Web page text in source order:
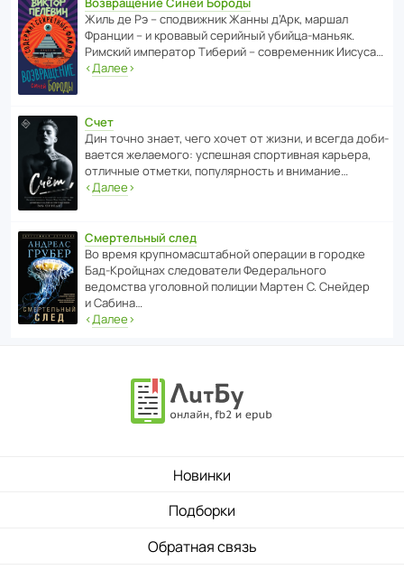
Жиль де Рэ – спод­ви­жник Жанны д’Арк, маршал
Франции – и кровавый серийный убийца-маньяк.
Римский импе­ратор Тиберий – совре­менник Иисуса…
‹Далее›
Счет
Дин точно знает, чего хочет от жизни, и всегда доби­
ва­ется жела­е­мого: успе­шная спор­ти­вная карьера,
отли­чные отметки, попу­ля­р­ность и внимание…
‹Далее›
Смертельный след
Во время круп­но­мас­ш­та­бной операции в городке
Бад‑Крой­цнах следо­ва­тели Феде­раль­ного
ведомства уголо­вной полиции Мартен С. Снейдер
и Сабина…
‹Далее›
Новинки
Подборки
Обратная связь